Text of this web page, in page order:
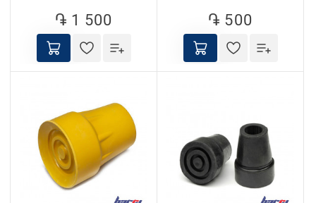
֏ 1 500 ֏ 500